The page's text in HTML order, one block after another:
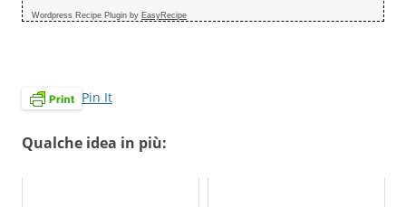
Wordpress Recipe Plugin by EasyRecipe
Pin It
Qualche idea in più: